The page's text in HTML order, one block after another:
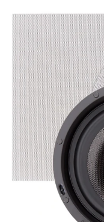
KNX
Stereo
Høyttalere
Kabler
Nettverk